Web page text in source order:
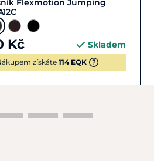
Flexmotion Jumping
Kč Skladem
získáte114 EQK